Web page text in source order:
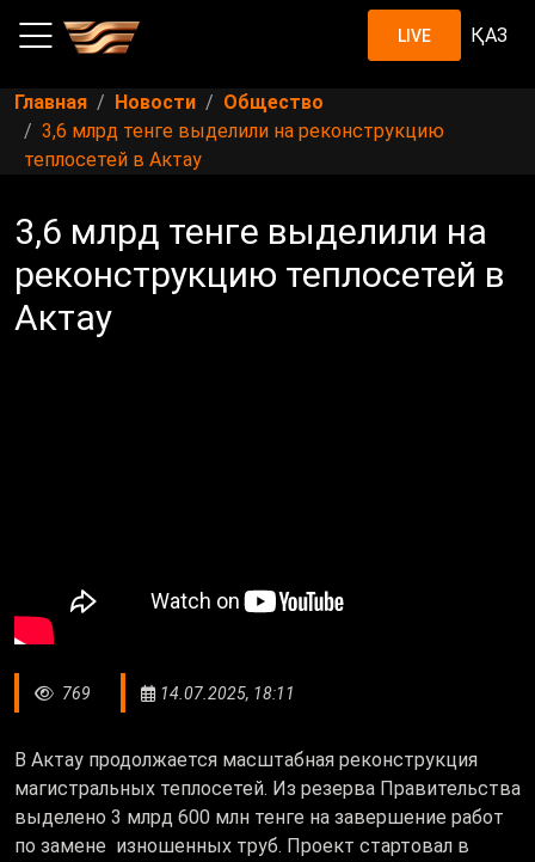
LIVE ҚАЗ
Главная Новости
Общество
3,6 млрд тенге выделили на реконструкцию
теплосетей в Актау
3,6 млрд тенге выделили на
реконструкцию теплосетей в
Актау
769 14.07.2025, 18:11
В Актау продолжается масштабная реконструкция
магистральных теплосетей. Из резерва Правительства
выделено 3 млрд 600 млн тенге на завершение работ
по замене изношенных труб. Проект стартовал в